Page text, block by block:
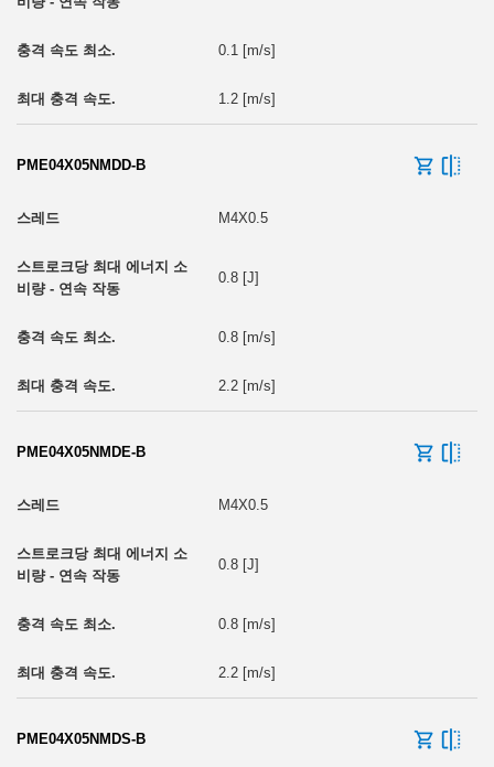
0.1 [m/s]
1.2 [m/s]
PME04X05NMDD-B
M4X0.5
0.8 [J]
0.8 [m/s]
2.2 [m/s]
PME04X05NMDE-B
M4X0.5
0.8 [J]
0.8 [m/s]
2.2 [m/s]
PME04X05NMDS-B